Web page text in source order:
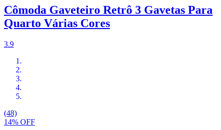
Cômoda Gaveteiro Retrô 3 Gavetas Para
Quarto Várias Cores
3.9
(48)
14% OFF